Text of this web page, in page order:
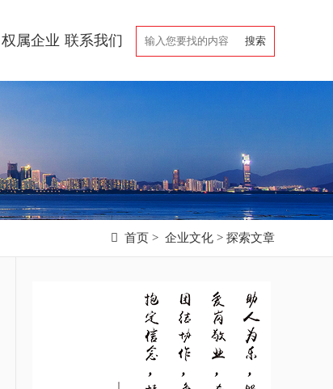
权属企业 联系我们
 首页 > 企业文化 > 探索文章